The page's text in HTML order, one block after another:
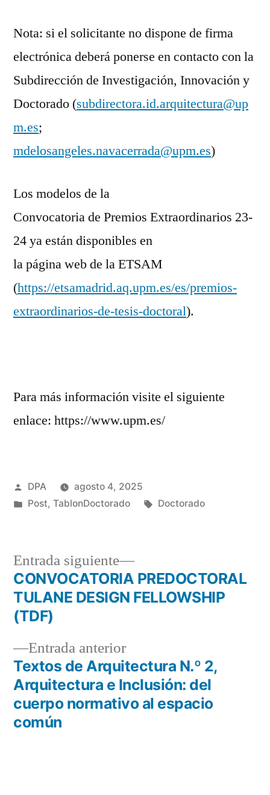
Nota: si el solicitante no dispone de firma
electrónica deberá ponerse en contacto con la
Subdirección de Investigación, Innovación y
Doctorado (subdirectora.id.arquitectura@up
m.es;
mdelosangeles.navacerrada@upm.es)
Los modelos de la
Convocatoria de Premios Extraordinarios 23-
24 ya están disponibles en
la página web de la ETSAM
(https://etsamadrid.aq.upm.es/es/premios-
extraordinarios-de-tesis-doctoral).
Para más información visite el siguiente
enlace: https://www.upm.es/
Publicado
por
DPA
agosto 4, 2025
Publicado
Post, TablonDoctorado Etiquetas:
Doctorado
Navegación
de
entradas
Entrada anteriorEntrada
anterior:
Textos de Arquitectura N.º 2,
Arquitectura e Inclusión: del
cuerpo normativo al espacio
común
Entrada siguiente
Entrada
siguiente:
CONVOCATORIA PREDOCTORAL
TULANE DESIGN FELLOWSHIP
(TDF)